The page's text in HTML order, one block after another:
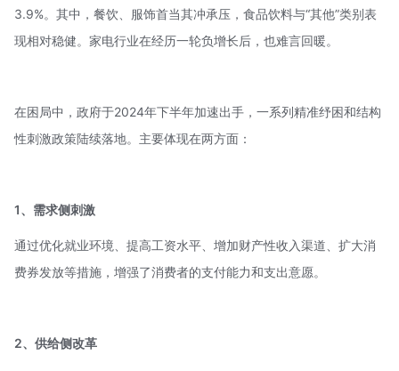
3.9%。其中，餐饮、服饰首当其冲承压，食品饮料与“其他”类别表
现相对稳健。家电行业在经历一轮负增长后，也难言回暖。
在困局中，政府于2024年下半年加速出手，一系列精准纾困和结构
性刺激政策陆续落地。主要体现在两方面：
1、需求侧刺激
通过优化就业环境、提高工资水平、增加财产性收入渠道、扩大消
费券发放等措施，增强了消费者的支付能力和支出意愿。
2、 供给侧改革